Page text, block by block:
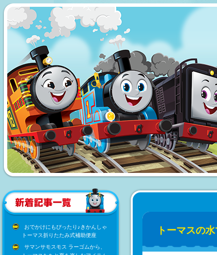
おでかけにもぴったり♪きかんしゃ
トーマス折りたたみ式補助便座
サマンサモスモス ラーゴムから、
トーマスの